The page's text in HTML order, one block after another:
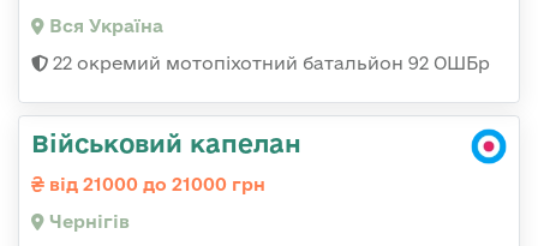
Вся Україна
22 окремий мотопіхотний батальйон 92 ОШБр
Військовий капелан
від 21000 до 21000 грн
Чернігів